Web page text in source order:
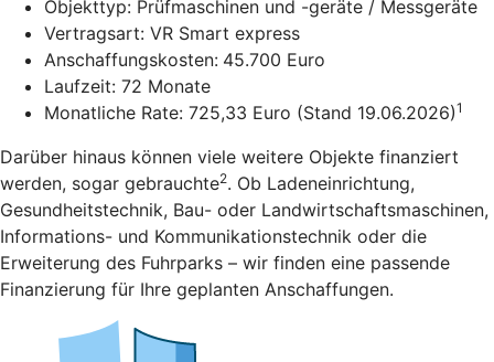
Objekttyp: Prüfmaschinen und -geräte / Messgeräte
Vertragsart: VR Smart express
Anschaffungskosten: 45.700 Euro
Laufzeit: 72 Monate
Monatliche Rate: 725,33 Euro (Stand 19.06.2026)1
Darüber hinaus können viele weitere Objekte finanziert
werden, sogar gebrauchte2. Ob Ladeneinrichtung,
Gesundheitstechnik, Bau- oder Landwirtschaftsmaschinen,
Informations- und Kommunikationstechnik oder die
Erweiterung des Fuhrparks – wir finden eine passende
Finanzierung für Ihre geplanten Anschaffungen.